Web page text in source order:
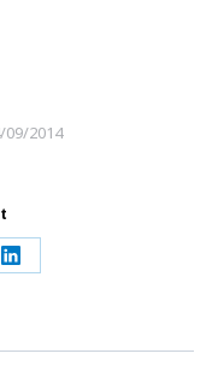
09/2014
Share
LinkedIn